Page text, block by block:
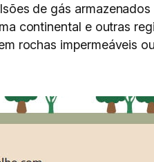
de gás
continental e outras
rochas impermeáveis